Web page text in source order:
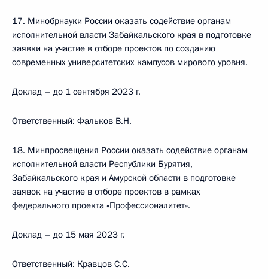
17. Минобрнауки России оказать содействие органам
исполнительной власти Забайкальского края в подготовке
заявки на участие в отборе проектов по созданию
современных университетских кампусов мирового уровня.
Доклад – до 1 сентября 2023 г.
Ответственный: Фальков В.Н.
18. Минпросвещения России оказать содействие органам
исполнительной власти Республики Бурятия,
Забайкальского края и Амурской области в подготовке
заявок на участие в отборе проектов в рамках
федерального проекта «Профессионалитет».
Доклад – до 15 мая 2023 г.
Ответственный: Кравцов С.С.